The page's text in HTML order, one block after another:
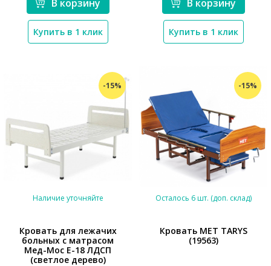
В корзину
Купить в 1 клик
В корзину
Купить в 1 клик
-15%
*}
Наличие уточняйте
Кровать для лежачих
больных с матрасом
Мед-Мос Е-18 ЛДСП
(светлое дерево)
-15%
Осталось 6 шт. (доп. склад)
Кровать MET TARYS
(19563)